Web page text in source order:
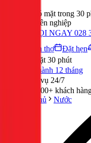
Có mặt trong 30
chuyên nghiệp
GỌI NGAY 028
Tuyển thợ
Đặt hẹn
Có mặt 30 phút
Bảo hành 12 tháng
Phục vụ 24/7
300,000+ khách
Trang chủ
Nước